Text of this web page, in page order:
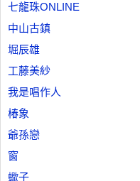
七龍珠ONLINE
中山古鎮
堀辰雄
工藤美紗
我是唱作人
椿象
爺孫戀
窗
蠍子